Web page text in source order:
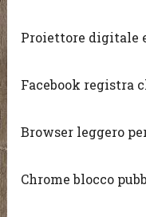
Proiettore digitale
Facebook registra
Browser leggero
Chrome blocco